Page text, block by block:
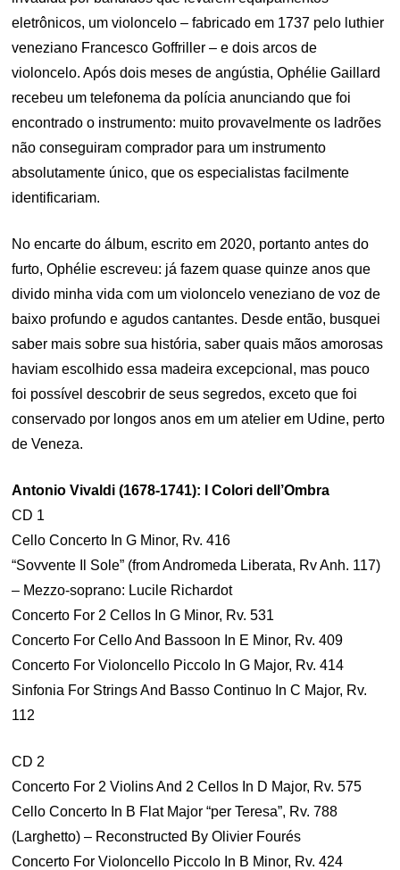
eletrônicos, um violoncelo – fabricado em 1737 pelo luthier
veneziano Francesco Goffriller – e dois arcos de
violoncelo. Após dois meses de angústia, Ophélie Gaillard
recebeu um telefonema da polícia anunciando que foi
encontrado o instrumento: muito provavelmente os ladrões
não conseguiram comprador para um instrumento
absolutamente único, que os especialistas facilmente
identificariam.
No encarte do álbum, escrito em 2020, portanto antes do
furto, Ophélie escreveu: já fazem quase quinze anos que
divido minha vida com um violoncelo veneziano de voz de
baixo profundo e agudos cantantes. Desde então, busquei
saber mais sobre sua história, saber quais mãos amorosas
haviam escolhido essa madeira excepcional, mas pouco
foi possível descobrir de seus segredos, exceto que foi
conservado por longos anos em um atelier em Udine, perto
de Veneza.
Antonio Vivaldi (1678-1741): I Colori dell’Ombra
CD 1
Cello Concerto In G Minor, Rv. 416
“Sovvente Il Sole” (from Andromeda Liberata, Rv Anh. 117)
– Mezzo-soprano: Lucile Richardot
Concerto For 2 Cellos In G Minor, Rv. 531
Concerto For Cello And Bassoon In E Minor, Rv. 409
Concerto For Violoncello Piccolo In G Major, Rv. 414
Sinfonia For Strings And Basso Continuo In C Major, Rv.
112
CD 2
Concerto For 2 Violins And 2 Cellos In D Major, Rv. 575
Cello Concerto In B Flat Major “per Teresa”, Rv. 788
(Larghetto) – Reconstructed By Olivier Fourés
Concerto For Violoncello Piccolo In B Minor, Rv. 424